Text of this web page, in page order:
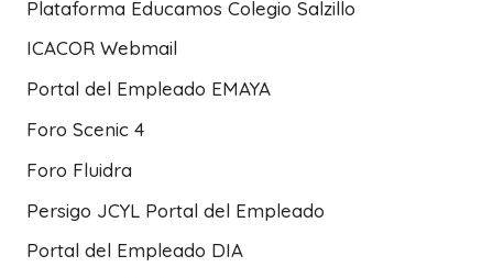
Plataforma Educamos Colegio Salzillo
ICACOR Webmail
Portal del Empleado EMAYA
Foro Scenic 4
Foro Fluidra
Persigo JCYL Portal del Empleado
Portal del Empleado DIA